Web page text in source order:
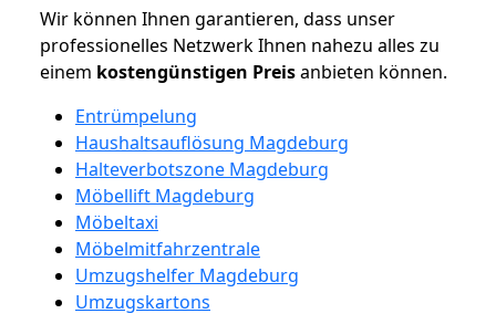
Wir können Ihnen garantieren, dass unser
professionelles Netzwerk Ihnen nahezu alles zu
einem kostengünstigen Preisanbieten können.
Entrümpelung
Haushaltsauflösung Magdeburg
Halteverbotszone Magdeburg
Möbellift Magdeburg
Möbeltaxi
Möbelmitfahrzentrale
Umzugshelfer Magdeburg
Umzugskartons